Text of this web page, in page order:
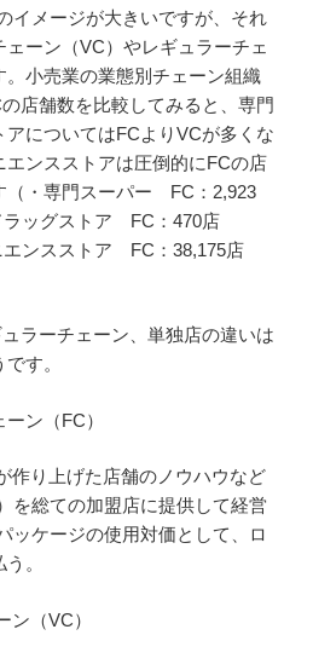
イメージが大きいですが、それ
ーン（VC）やレギュラーチェ
。小売業の業態別チェーン組織
店舗数を比較してみると、専門
アについてはFCよりVCが多くな
エンスストアは圧倒的にFCの店
（・専門スーパー FC：2,923
ッグストア FC：470店
ンスストア FC：38,175店
ラーチェーン、単独店の違いは
す。
ン（FC）
作り上げた店舗のノウハウなど
を総ての加盟店に提供して経営
ッケージの使用対価として、ロ
。
ン（VC）